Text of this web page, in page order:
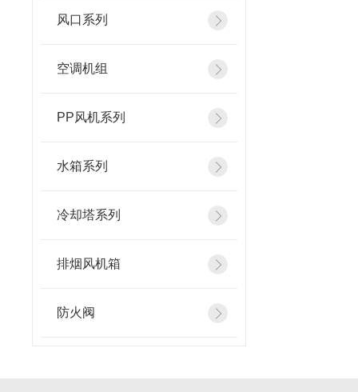
风口系列
空调机组
PP风机系列
水箱系列
冷却塔系列
排烟风机箱
防火阀